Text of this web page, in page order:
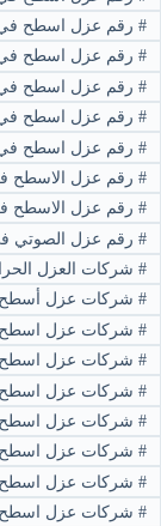
#رقم عزل اسطح
#رقم عزل اسطح في
#رقم عزل اسطح في
#رقم عزل اسطح
#رقم عزل اسطح في
#رقم عزل الاسطح
#رقم عزل الاسطح
#رقم عزل الصوتي
#شركات العزل
#شركات عزل
#شركات عزل اسطح
#شركات عزل اسطح
#شركات عزل اسطح
#شركات عزل اسطح
#شركات عزل اسطح
#شركات عزل اسطح
#شركات عزل